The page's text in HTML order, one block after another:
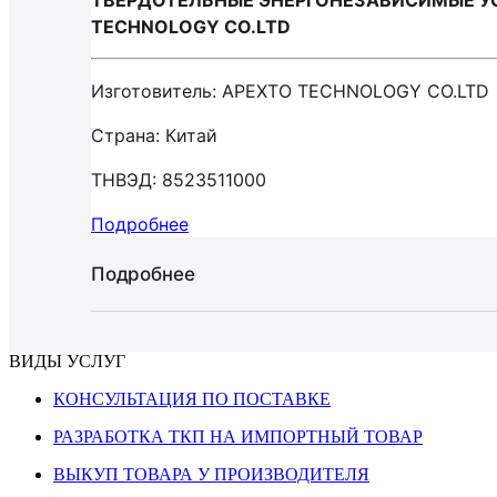
TECHNOLOGY CO.LTD
Изготовитель: APEXTO TECHNOLOGY CO.LTD
Страна: Китай
ТНВЭД: 8523511000
Подробнее
Подробнее
ВИДЫ УСЛУГ
КОНСУЛЬТАЦИЯ ПО ПОСТАВКЕ
РАЗРАБОТКА ТКП НА ИМПОРТНЫЙ ТОВАР
ВЫКУП ТОВАРА У ПРОИЗВОДИТЕЛЯ